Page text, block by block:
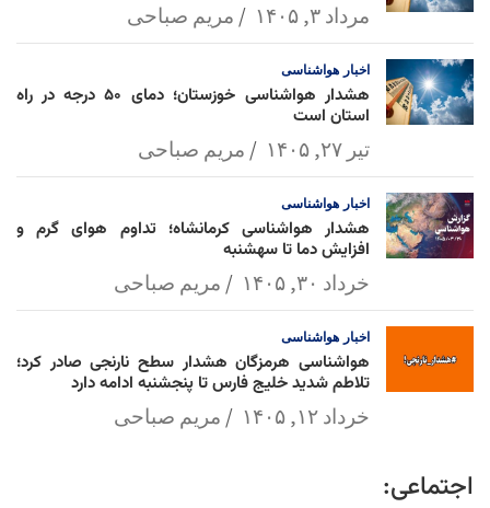
مرداد ۳, ۱۴۰۵ مریم صباحی
اخبار هواشناسی
هشدار هواشناسی خوزستان؛ دمای ۵۰ درجه در راه
استان است
تیر ۲۷, ۱۴۰۵ مریم صباحی
اخبار هواشناسی
هشدار هواشناسی کرمانشاه؛ تداوم هوای گرم و
افزایش دما تا سهشنبه
خرداد ۳۰, ۱۴۰۵ مریم صباحی
اخبار هواشناسی
هواشناسی هرمزگان هشدار سطح نارنجی صادر کرد؛
تلاطم شدید خلیج فارس تا پنجشنبه ادامه دارد
خرداد ۱۲, ۱۴۰۵ مریم صباحی
اجتماعی: